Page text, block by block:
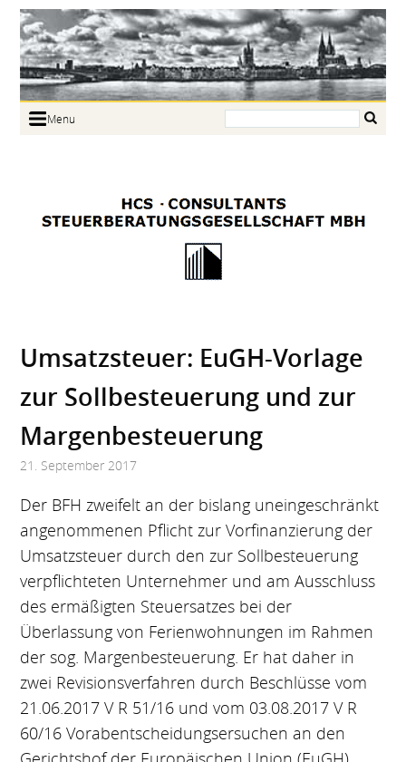
Menu
Links
Umsatz­steuer: EuGH-Vorlage
zur Sollbe­steuerung und zur
Margenbe­steuerung
21. September 2017
Der BFH zweifelt an der bislang uneingeschränkt
angenommenen Pflicht zur Vorfinanzierung der
Umsatzsteuer durch den zur Sollbesteuerung
verpflichteten Unternehmer und am Ausschluss
des ermäßigten Steuersatzes bei der
Überlassung von Ferienwohnungen im Rahmen
der sog. Margenbesteuerung. Er hat daher in
zwei Revisionsverfahren durch Beschlüsse vom
21.06.2017 V R 51/16 und vom 03.08.2017 V R
60/16 Vorabentscheidungsersuchen an den